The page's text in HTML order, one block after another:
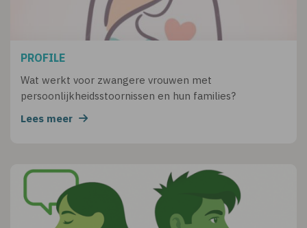
PROFILE
Wat werkt voor zwangere vrouwen met
persoonlijkheidsstoornissen en hun families?
Lees meer